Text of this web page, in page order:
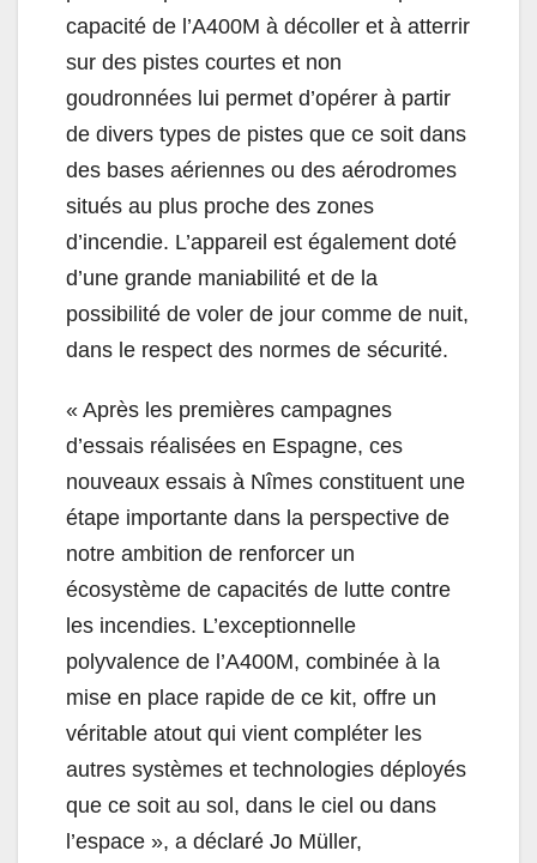
capacité de l’A400M à décoller et à atterrir
sur des pistes courtes et non
goudronnées lui permet d’opérer à partir
de divers types de pistes que ce soit dans
des bases aériennes ou des aérodromes
situés au plus proche des zones
d’incendie. L’appareil est également doté
d’une grande maniabilité et de la
possibilité de voler de jour comme de nuit,
dans le respect des normes de sécurité.
« Après les premières campagnes
d’essais réalisées en Espagne, ces
nouveaux essais à Nîmes constituent une
étape importante dans la perspective de
notre ambition de renforcer un
écosystème de capacités de lutte contre
les incendies. L’exceptionnelle
polyvalence de l’A400M, combinée à la
mise en place rapide de ce kit, offre un
véritable atout qui vient compléter les
autres systèmes et technologies déployés
que ce soit au sol, dans le ciel ou dans
l’espace », a déclaré Jo Müller,